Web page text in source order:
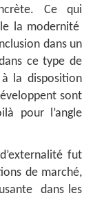
Ce qui
la modernité
dans un
ce type de
la disposition
sont
pour l’angle
fut
de marché,
dans les